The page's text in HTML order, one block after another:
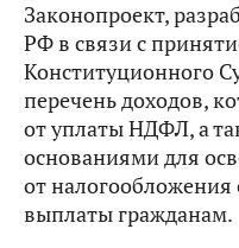
Законопроект,
РФ в связи с
Конституционного
перечень доходов,
от уплаты НДФЛ, а
основаниями для
от
выплаты гражданам.